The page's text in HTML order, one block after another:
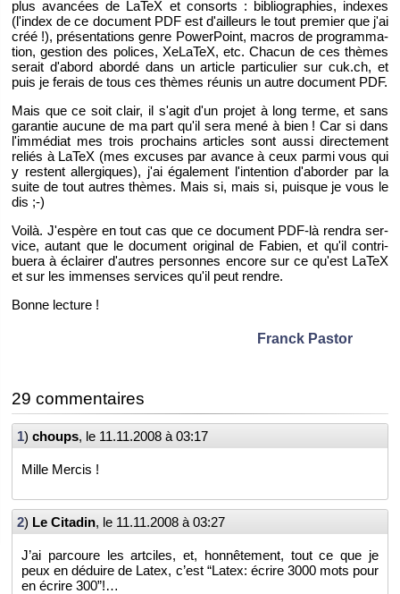
plus avan­cées de LaTeX et consorts : bi­blio­gra­phies, in­dexes
(l'in­dex de ce do­cu­ment PDF est d'ailleurs le tout pre­mier que j'ai
créé !), pré­sen­ta­tions genre Po­wer­Point, ma­cros de pro­gram­ma­
tion, ges­tion des po­lices, Xe­La­TeX, etc. Cha­cun de ces thèmes
se­rait d'abord abordé dans un ar­ticle par­ti­cu­lier sur cuk.​ch, et
puis je fe­rais de tous ces thèmes réunis un autre do­cu­ment PDF.
Mais que ce soit clair, il s'agit d'un pro­jet à long terme, et sans
ga­ran­tie au­cune de ma part qu'il sera mené à bien ! Car si dans
l'im­mé­diat mes trois pro­chains ar­ticles sont aussi di­rec­te­ment
re­liés à LaTeX (mes ex­cuses par avance à ceux parmi vous qui
y res­tent al­ler­giques), j'ai éga­le­ment l'in­ten­tion d'abor­der par la
suite de tout autres thèmes. Mais si, mais si, puisque je vous le
dis ;-)
Voilà. J'es­père en tout cas que ce do­cu­ment PDF-là ren­dra ser­
vice, au­tant que le do­cu­ment ori­gi­nal de Fa­bien, et qu'il contri­
buera à éclai­rer d'autres per­sonnes en­core sur ce qu'est LaTeX
et sur les im­menses ser­vices qu'il peut rendre.
Bonne lec­ture !
Franck Pas­tor
29 com­men­taires
1) choups, le 11.11.2008 à 03:17
Mille Mer­cis !
2) Le Ci­ta­din, le 11.11.2008 à 03:27
J’ai par­coure les art­ciles, et, hon­nê­te­ment, tout ce que je
peux en dé­duire de Latex, c’est “Latex: écrire 3000 mots pour
en écrire 300”!…